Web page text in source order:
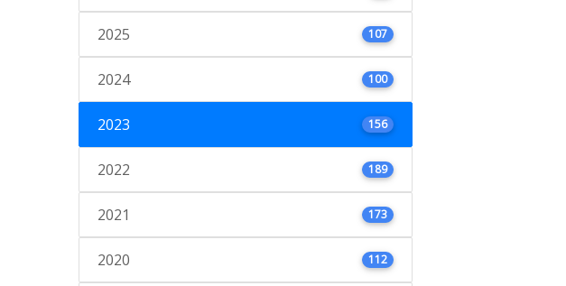
2025 107
2024 100
2023 156
2022 189
2021 173
2020 112